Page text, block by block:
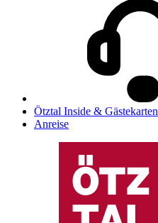
Ötztal Inside & Gästekarten
Anreise